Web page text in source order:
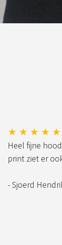
★ ★ ★ ★ ★
Heel fijne
print ziet er
- Sjoerd